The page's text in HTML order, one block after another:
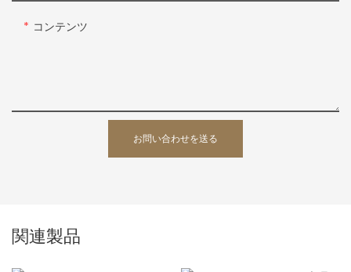
コンテンツ
お問い合わせを送る
関連製品